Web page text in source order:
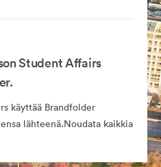
Student Affairs
käyttää Brandfolder
lähteenä.Noudata kaikkia